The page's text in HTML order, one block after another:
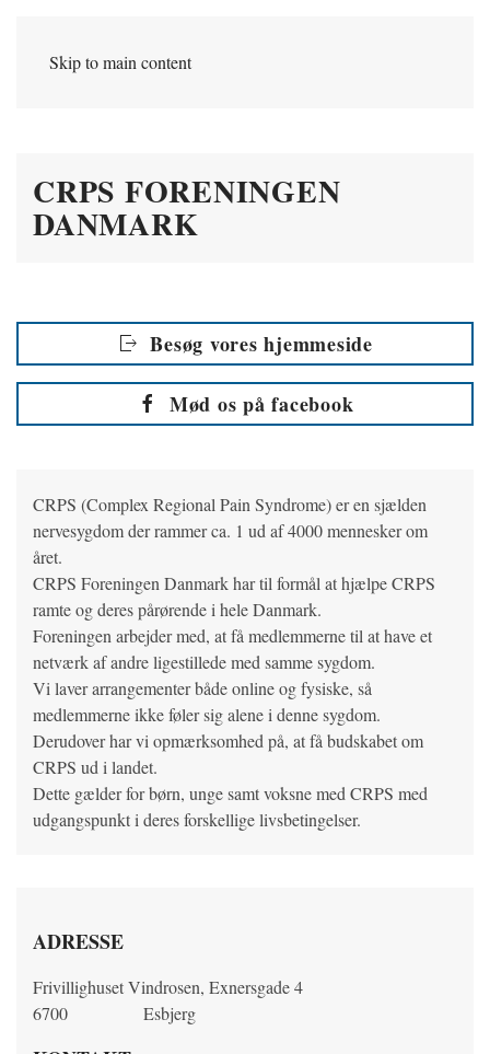
Skip to main content
CRPS FORENINGEN
DANMARK
Besøg vores hjemmeside
Mød os på facebook
CRPS (Complex Regional Pain Syndrome) er en sjælden
nervesygdom der rammer ca. 1 ud af 4000 mennesker om
året.
CRPS Foreningen Danmark har til formål at hjælpe CRPS
ramte og deres pårørende i hele Danmark.
Foreningen arbejder med, at få medlemmerne til at have et
netværk af andre ligestillede med samme sygdom.
Vi laver arrangementer både online og fysiske, så
medlemmerne ikke føler sig alene i denne sygdom.
Derudover har vi opmærksomhed på, at få budskabet om
CRPS ud i landet.
Dette gælder for børn, unge samt voksne med CRPS med
udgangspunkt i deres forskellige livsbetingelser.
ADRESSE
Frivillighuset Vindrosen, Exnersgade 4
6700
Esbjerg